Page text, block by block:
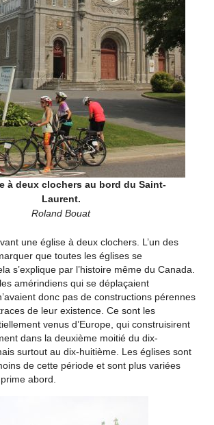
à deux clochers au bord du Saint-
Laurent.
Roland Bouat
une église à deux clochers. L’un des
que toutes les églises se
s’explique par l’histoire même du Canada.
amérindiens qui se déplaçaient
donc pas de constructions pérennes
de leur existence. Ce sont les
venus d’Europe, qui construisirent
dans la deuxième moitié du dix-
surtout au dix-huitième. Les églises sont
de cette période et sont plus variées
prime abord.